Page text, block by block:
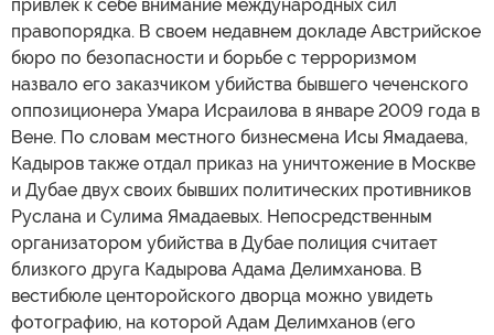
привлек к себе внимание международных сил
правопорядка. В своем недавнем докладе Австрийское
бюро по безопасности и борьбе с терроризмом
назвало его заказчиком убийства бывшего чеченского
оппозиционера Умара Исраилова в январе 2009 года в
Вене. По словам местного бизнесмена Исы Ямадаева,
Кадыров также отдал приказ на уничтожение в Москве
и Дубае двух своих бывших политических противников
Руслана и Сулима Ямадаевых. Непосредственным
организатором убийства в Дубае полиция считает
близкого друга Кадырова Адама Делимханова. В
вестибюле центоройского дворца можно увидеть
фотографию, на которой Адам Делимханов (его